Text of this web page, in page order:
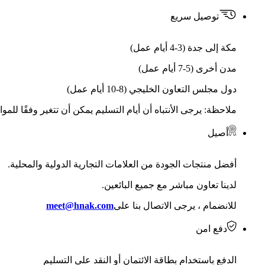
توصيل سريع
مكة إلى جدة (3-4 أيام عمل)
مدن أخرى (5-7 أيام عمل)
دول مجلس التعاون الخليجي (8-10 أيام عمل)
ملاحظة: يرجى الأنتباه أن أيام التسليم يمكن أن تتغير وفقًا
أصيل
أفضل منتجات الجودة من العلامات التجارية الدولية والمحلية.
لدينا تعاون مباشر مع جميع البائعين.
للانضمام ، يرجى الاتصال بنا علىmeet@hnak.com
دفع امن
الدفع باستخدام بطاقة الائتمان أو النقد على التسليم